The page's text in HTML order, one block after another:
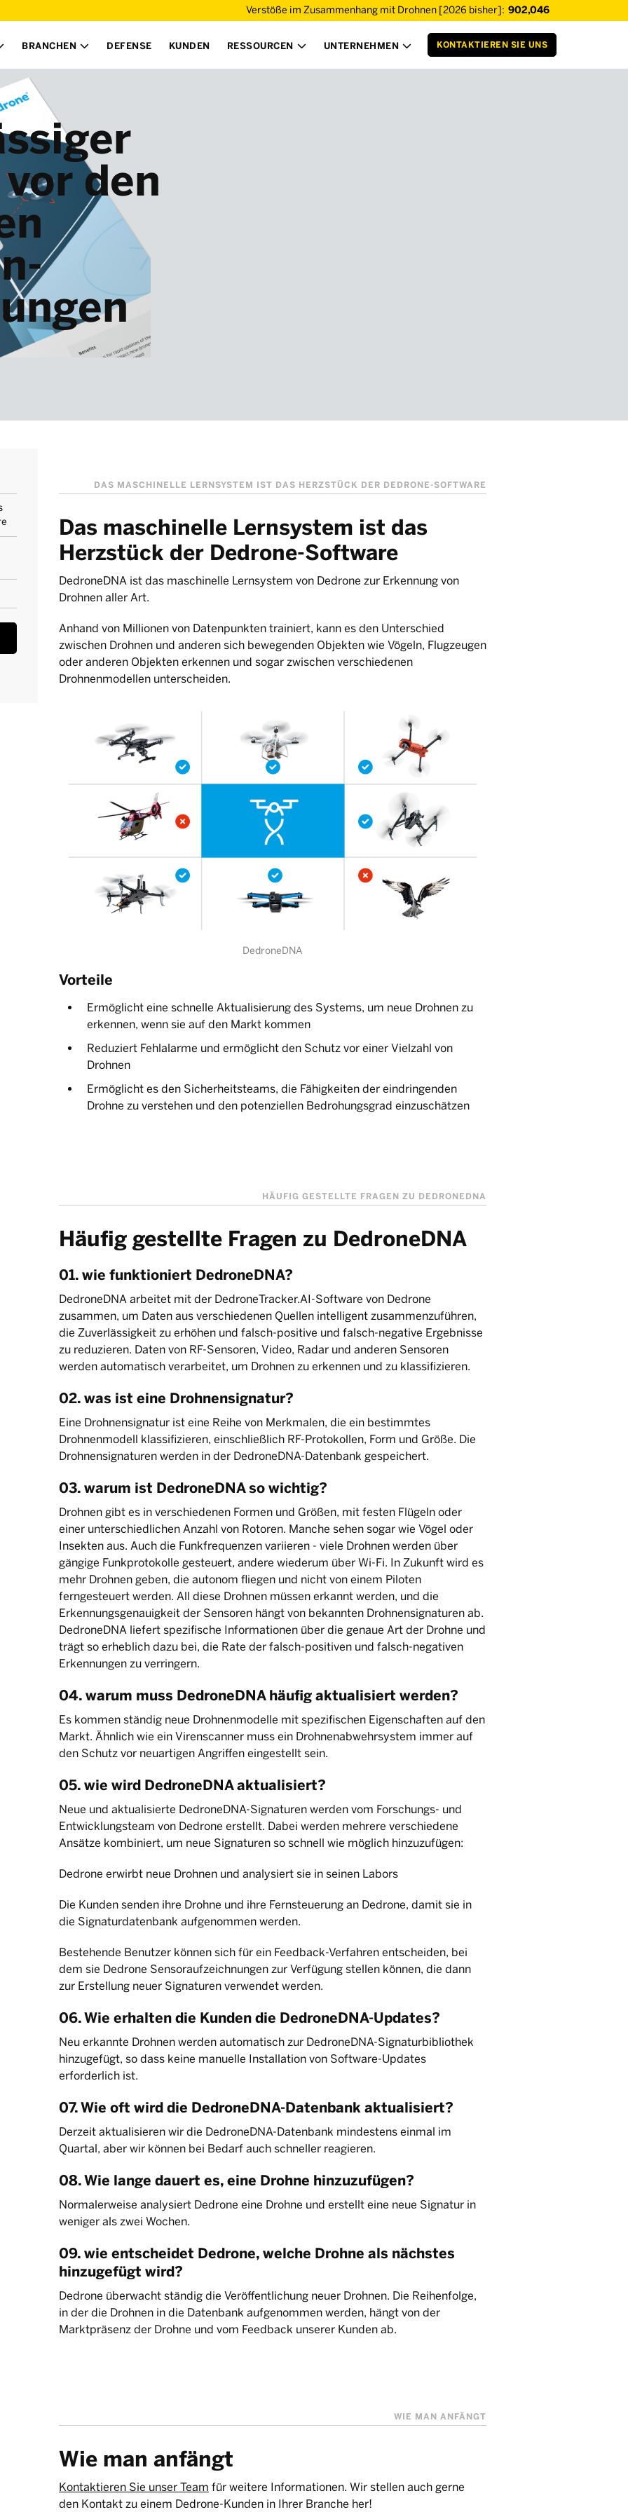
Verstöße im Zusammenhang mit Drohnen [2026 bisher]: 902,046
BRANCHEN  DEFENSE KUNDEN RESSOURCEN  UNTERNEHMEN  KONTAKTIEREN SIE UNS
den
DAS MASCHINELLE LERNSYSTEM IST DAS HERZSTÜCK DER DEDRONE-SOFTWARE
Das maschinelle Lernsystem ist das
Herzstück der Dedrone-Software
DedroneDNA ist das maschinelle Lernsystem von Dedrone zur Erkennung von
Drohnen aller Art.
Anhand von Millionen von Datenpunkten trainiert, kann es den Unterschied
zwischen Drohnen und anderen sich bewegenden Objekten wie Vögeln, Flugzeugen
oder anderen Objekten erkennen und sogar zwischen verschiedenen
Drohnenmodellen unterscheiden.
DedroneDNA
Vorteile
Ermöglicht eine schnelle Aktualisierung des Systems, um neue Drohnen zu
erkennen, wenn sie auf den Markt kommen
Reduziert Fehlalarme und ermöglicht den Schutz vor einer Vielzahl von
Drohnen
Ermöglicht es den Sicherheitsteams, die Fähigkeiten der eindringenden
Drohne zu verstehen und den potenziellen Bedrohungsgrad einzuschätzen
HÄUFIG GESTELLTE FRAGEN ZU DEDRONEDNA
Häufig gestellte Fragen zu DedroneDNA
01. wie funktioniert DedroneDNA?
DedroneDNA arbeitet mit der DedroneTracker.AI-Software von Dedrone
zusammen, um Daten aus verschiedenen Quellen intelligent zusammenzuführen,
die Zuverlässigkeit zu erhöhen und falsch-positive und falsch-negative Ergebnisse
zu reduzieren. Daten von RF-Sensoren, Video, Radar und anderen Sensoren
werden automatisch verarbeitet, um Drohnen zu erkennen und zu klassifizieren.
02. was ist eine Drohnensignatur?
Eine Drohnensignatur ist eine Reihe von Merkmalen, die ein bestimmtes
Drohnenmodell klassifizieren, einschließlich RF-Protokollen, Form und Größe. Die
Drohnensignaturen werden in der DedroneDNA-Datenbank gespeichert.
03. warum ist DedroneDNA so wichtig?
Drohnen gibt es in verschiedenen Formen und Größen, mit festen Flügeln oder
einer unterschiedlichen Anzahl von Rotoren. Manche sehen sogar wie Vögel oder
Insekten aus. Auch die Funkfrequenzen variieren - viele Drohnen werden über
gängige Funkprotokolle gesteuert, andere wiederum über Wi-Fi. In Zukunft wird es
mehr Drohnen geben, die autonom fliegen und nicht von einem Piloten
ferngesteuert werden. All diese Drohnen müssen erkannt werden, und die
Erkennungsgenauigkeit der Sensoren hängt von bekannten Drohnensignaturen ab.
DedroneDNA liefert spezifische Informationen über die genaue Art der Drohne und
trägt so erheblich dazu bei, die Rate der falsch-positiven und falsch-negativen
Erkennungen zu verringern.
04. warum muss DedroneDNA häufig aktualisiert werden?
Es kommen ständig neue Drohnenmodelle mit spezifischen Eigenschaften auf den
Markt. Ähnlich wie ein Virenscanner muss ein Drohnenabwehrsystem immer auf
den Schutz vor neuartigen Angriffen eingestellt sein.
05. wie wird DedroneDNA aktualisiert?
Neue und aktualisierte DedroneDNA-Signaturen werden vom Forschungs- und
Entwicklungsteam von Dedrone erstellt. Dabei werden mehrere verschiedene
Ansätze kombiniert, um neue Signaturen so schnell wie möglich hinzuzufügen:
Dedrone erwirbt neue Drohnen und analysiert sie in seinen Labors
Die Kunden senden ihre Drohne und ihre Fernsteuerung an Dedrone, damit sie in
die Signaturdatenbank aufgenommen werden.
Bestehende Benutzer können sich für ein Feedback-Verfahren entscheiden, bei
dem sie Dedrone Sensoraufzeichnungen zur Verfügung stellen können, die dann
zur Erstellung neuer Signaturen verwendet werden.
06. Wie erhalten die Kunden die DedroneDNA-Updates?
Neu erkannte Drohnen werden automatisch zur DedroneDNA-Signaturbibliothek
hinzugefügt, so dass keine manuelle Installation von Software-Updates
erforderlich ist.
07. Wie oft wird die DedroneDNA-Datenbank aktualisiert?
Derzeit aktualisieren wir die DedroneDNA-Datenbank mindestens einmal im
Quartal, aber wir können bei Bedarf auch schneller reagieren.
08. Wie lange dauert es, eine Drohne hinzuzufügen?
Normalerweise analysiert Dedrone eine Drohne und erstellt eine neue Signatur in
weniger als zwei Wochen.
09. wie entscheidet Dedrone, welche Drohne als nächstes
hinzugefügt wird?
Dedrone überwacht ständig die Veröffentlichung neuer Drohnen. Die Reihenfolge,
in der die Drohnen in die Datenbank aufgenommen werden, hängt von der
Marktpräsenz der Drohne und vom Feedback unserer Kunden ab.
WIE MAN ANFÄNGT
Wie man anfängt
Kontaktieren Sie unser Team für weitere Informationen. Wir stellen auch gerne
den Kontakt zu einem Dedrone-Kunden in Ihrer Branche her!